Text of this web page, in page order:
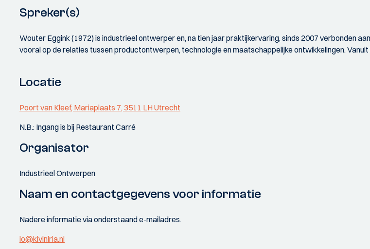
Spreker(s)
Wouter Eggink (1972) is industrieel ontwerper en, na tien jaar praktijkervaring, sinds 2007 verbonden
vooral op de relaties tussen productontwerpen, technologie en maatschappelijke ontwikkelingen.
Locatie
Poort van Kleef, Mariaplaats 7, 3511 LH Utrecht
N.B.: Ingang is bij Restaurant Carré
Organisator
Industrieel Ontwerpen
Naam en contactgegevens voor informatie
Nadere informatie via onderstaand e-mailadres.
io@kiviniria.nl